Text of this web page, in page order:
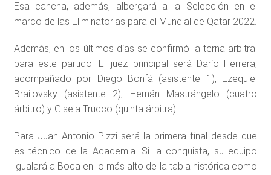
Esa cancha, además, albergará a la Selección en el
marco de las Eliminatorias para el Mundial de Qatar 2022.
Además, en los últimos días se confirmó la terna arbitral
para este partido. El juez principal será Darío Herrera,
acompañado por Diego Bonfá (asistente 1), Ezequiel
Brailovsky (asistente 2), Hernán Mastrángelo (cuatro
árbitro) y Gisela Trucco (quinta árbitra).
Para Juan Antonio Pizzi será la primera final desde que
es técnico de la Academia. Si la conquista, su equipo
igualará a Boca en lo más alto de la tabla histórica como